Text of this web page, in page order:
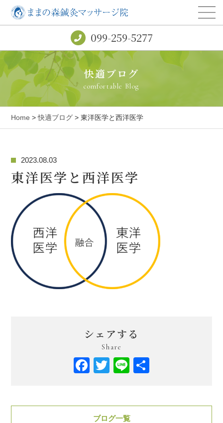
099-259-5277
快適ブログ
comfortable Blog
Home >快適ブログ > 東洋医学と西洋医学
2023.08.03
東洋医学と西洋医学
シェアする
Share
Facebook
Twitter
Line
ブログ一覧